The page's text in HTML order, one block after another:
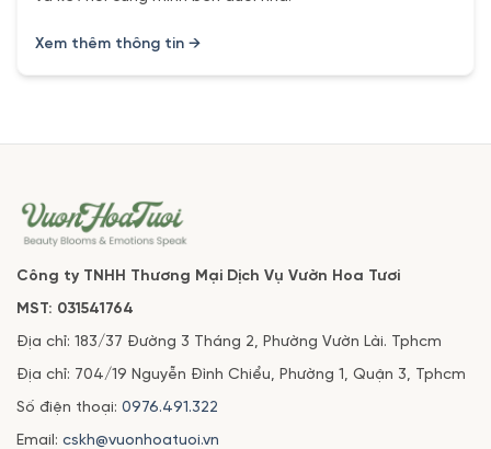
Xem thêm thông tin →
Công ty TNHH Thương Mại Dịch Vụ Vườn Hoa Tươi
MST: 031541764
Địa chỉ: 183/37 Đường 3 Tháng 2, Phường Vườn Lài. Tphcm
Địa chỉ: 704/19 Nguyễn Đình Chiểu, Phường 1, Quận 3, Tphcm
Số điện thoại: 0976.491.322
Email: cskh@vuonhoatuoi.vn